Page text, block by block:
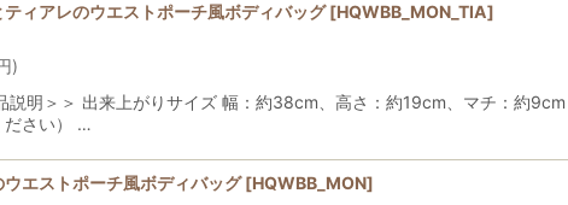
ティアレのウエストポーチ風ボディバッグ [HQWBB_MON_TIA]
)
＞＞ 出来上がりサイズ 幅：約38cm、高さ：約19cm、マチ：約
ださい） …
ウエストポーチ風ボディバッグ [HQWBB_MON]